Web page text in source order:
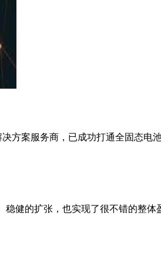
方案服务商，已成功打通全固态电
健的扩张，也实现了很不错的整